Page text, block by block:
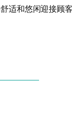
适和悠闲迎接顾客